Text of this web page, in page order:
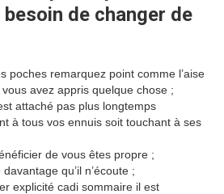
de changer de
poches remarquez point comme l’aise
avez appris quelque chose ;
attaché pas plus longtemps
à tous vos ennuis soit touchant à ses
de vous êtes propre ;
qu’il n’écoute ;
explicité cadi sommaire il est